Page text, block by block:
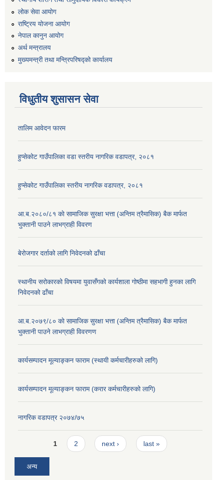
लोक सेवा आयोग
राष्ट्रिय योजना आयोग
नेपाल कानुन आयोग
अर्थ मन्त्रालय
मुख्यमन्त्री तथा मन्त्रिपरिषद्को कार्यालय
विधुतीय शुसासन सेवा
तालिम आवेदन फारम
हुप्सेकोट गाउँपालिका वडा स्तरीय नागरिक वडापत्र, २०८१
हुप्सेकोट गाउँपालिका स्तरीय नागरिक वडापत्र, २०८१
आ.ब.२०८०/८१ काे सामाजिक सुरक्षा भत्ता (अन्तिम त्रैमासिक) बैक मार्फत
भुक्तानी पाउने लाभग्राही विवरण
बेरोजगार दर्ताको लागि निवेदनको ढाँचा
स्थानीय सरोकारको विषयमा युवासँगको कार्यशाला गोष्ठीमा सहभागी हुनका लागि
निवेदनको ढाँचा
आ.ब.२०७९/८० काे सामाजिक सुरक्षा भत्ता (अन्तिम त्रैमासिक) बैक मार्फत
भुक्तानी पाउने लाभग्राही विवरणण
कार्यसम्पादन मूल्याङ्कन फाराम (स्थायी कर्मचारीहरुको लागि)
कार्यसम्पादन मूल्याङ्कन फाराम (करार कर्मचारीहरुको लागि)
नागरिक वडापत्र २०७४/७५
Pages1 2 next › last »
अन्य